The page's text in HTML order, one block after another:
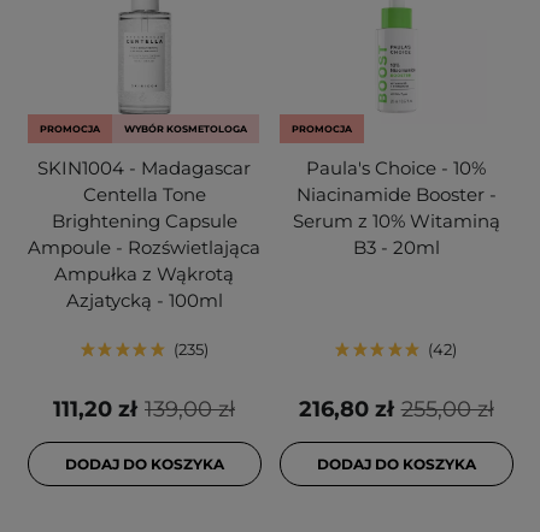
PROMOCJA WYBÓR KOSMETOLOGA
SKIN1004 - Madagascar
Centella Tone
Brightening Capsule
Ampoule - Rozświetlająca
Ampułka z Wąkrotą
Azjatycką - 100ml
235
139,00 zł
111,20 zł
DODAJ DO KOSZYKA
PROMOCJA
Paula's Choice - 10%
Niacinamide Booster -
Serum z 10% Witaminą
B3 - 20ml
42
255,00 zł
216,80 zł
DODAJ DO KOSZYKA